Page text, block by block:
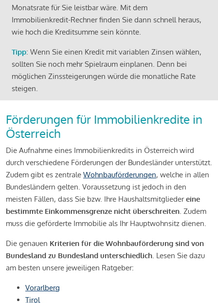
Monatsrate für Sie leistbar wäre. Mit dem
Immobilienkredit-Rechner finden Sie dann schnell heraus,
wie hoch die Kreditsumme sein könnte.
Tipp: Wenn Sie einen Kredit mit variablen Zinsen wählen,
sollten Sie noch mehr Spielraum einplanen. Denn bei
möglichen Zinssteigerungen würde die monatliche Rate
steigen.
Förderungen für Immobilienkredite in
Österreich
Die Aufnahme eines Immobilienkredits in Österreich wird
durch verschiedene Förderungen der Bundesländer unterstützt.
Zudem gibt es zentrale Wohnbauförderungen, welche in allen
Bundesländern gelten. Voraussetzung ist jedoch in den
meisten Fällen, dass Sie bzw. Ihre Haushaltsmitgliedereine
bestimmte Einkommensgrenze nicht überschreiten. Zudem
muss die geförderte Immobilie als Ihr Hauptwohnsitz dienen.
Die genauen Kriterien für die Wohnbauförderung sind von
Bundesland zu Bundesland unterschiedlich. Lesen Sie dazu
am besten unsere jeweiligen Ratgeber:
Vorarlberg
Tirol